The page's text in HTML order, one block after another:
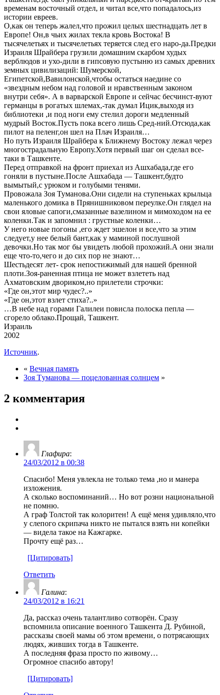
временам восточный отдел, и читал все,что попадалось,из
истории евреев.
О,как он теперь жалел,что прожил целых шестнадцать лет в
Европе! Он,в чьих жилах текла кровь Востока! В
тысячелетьях и тысячелетьях теряется след его наро-да.Предки
Израиля Шрайбера грузили домашним скарбом худых
верблюдов и ухо-дили в гипсовую пустыню из самых древних
земных цивилизаций: Шумерской,
Египетской,Вавилонской,чтобы остаться наедине со
«звездным небом над головой и нравственным законом
внутри себя». А в варварской Европе и сейчас бесчинст-вуют
германцы в рогатых шлемах,-так думал Ицик,выходя из
библиотеки ,и под ноги ему стелил дороги медленный
мудрый Восток.Пусть пока всего лишь Сред-ний.Отсюда,как
пилот на пеленг,он шел на Плач Израиля…
Но путь Израиля Шрайбера к Ближнему Востоку лежал через
многострадальную Европу.Хотя первый шаг он сделал все-
таки в Ташкенте.
Перед отправкой на фронт приехал из Ашхабада,где его
гоняли в пустыне.После Ашхабада — Ташкент,будто
вымытый,с урюком и голубыми тенями.
Провожала Зоя Туманова.Они сидели на ступеньках крыльца
маленького домика в Прянишниковом переулке.Он глядел на
свои яловые сапоги,смазанные вазелином и мимоходом на ее
коленки.Так и запомнил : грустные коленки…
У него новые погоны ,его ждет эшелон и все,что за этим
следует,у нее белый бант,как у маминой послушной
девочки.Но так мог бы увидеть любой прохожий.А они знали
еще что-то,чего и до сих пор не знают…
Шестьдесят лет- срок непостижимый для нашей бренной
плоти.Зоя-раненная птица не может взлететь над
Ахматовским двориком,но прилетели строчки:
«Где он,этот мир чудес?..»
«Где он,этот взлет стиха?..»
…В небе над горами Галилеи повисла полоска пепла —
сгорело облако.Прощай, Ташкент.
Израиль
2002
Источник.
« Вечная память
Зоя Tуманова — поцелованная солнцем »
2 комментария
Глафира:
24/03/2012 в 00:38
Спасибо! Меня увлекла не только тема ,но и манера
изложения.
А сколько воспоминаний… Но вот розни национальной
не помню.
А граф Толстой так колоритен! А ещё меня удивляло,что
у слепого скрипача никто не пытался взять ни копейки
— видела такое на Кажгарке.
Прочту ещё раз…
[Цитировать]
Ответить
Галина:
24/03/2012 в 16:21
Да, рассказ очень талантливо сотворён. Сразу
вспомнила описание военного Ташкента Д. Рубиной,
рассказы своей мамы об этом времени, о потрясающих
людях, живших тогда в Ташкенте.
А последняя фраза просто по живому…
Огромное спасибо автору!
[Цитировать]